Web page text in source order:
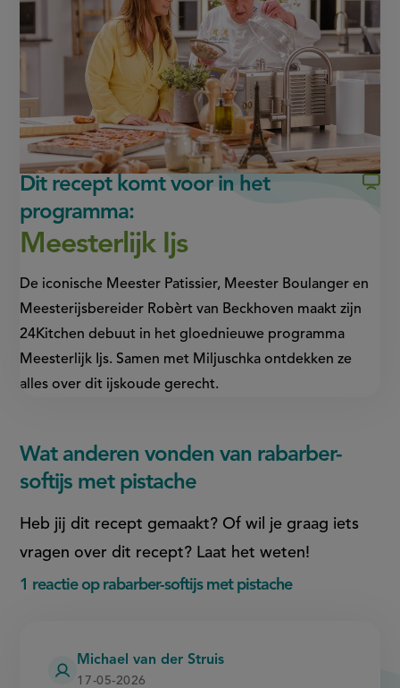
(opent
in
nieuw
venster,
externe
link)
(opent
in
nieuw
venster,
externe
link)
Dit recept komt voor in het
programma:
Meesterlijk Ijs
De iconische Meester Patissier, Meester Boulanger en
Meesterijsbereider Robèrt van Beckhoven maakt zijn
24Kitchen debuut in het gloednieuwe programma
Meesterlijk Ijs. Samen met Miljuschka ontdekken ze
alles over dit ijskoude gerecht.
Wat anderen vonden van rabarber-
softijs met pistache
Heb jij dit recept gemaakt? Of wil je graag iets
vragen over dit recept? Laat het weten!
1 reactie op rabarber-softijs met pistache
Michael van der Struis
17-05-2026